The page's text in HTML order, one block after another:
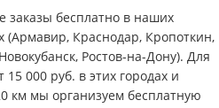
заказы бесплатно в наших
(Армавир, Краснодар, Кропоткин,
Ростов-на-Дону). Для
15 000 руб. в этих городах и
км мы организуем бесплатную